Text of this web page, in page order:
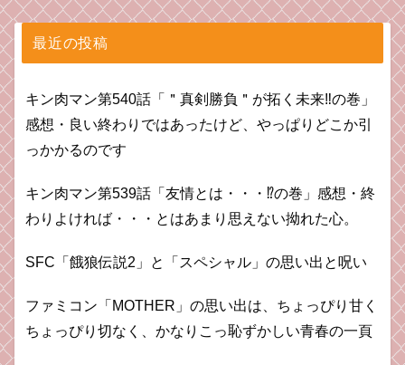
最近の投稿
キン肉マン第540話「＂真剣勝負＂が拓く未来‼の巻」
感想・良い終わりではあったけど、やっぱりどこか引
っかかるのです
キン肉マン第539話「友情とは・・・⁉︎の巻」感想・終
わりよければ・・・とはあまり思えない拗れた心。
SFC「餓狼伝説2」と「スペシャル」の思い出と呪い
ファミコン「MOTHER」の思い出は、ちょっぴり甘く
ちょっぴり切なく、かなりこっ恥ずかしい青春の一頁